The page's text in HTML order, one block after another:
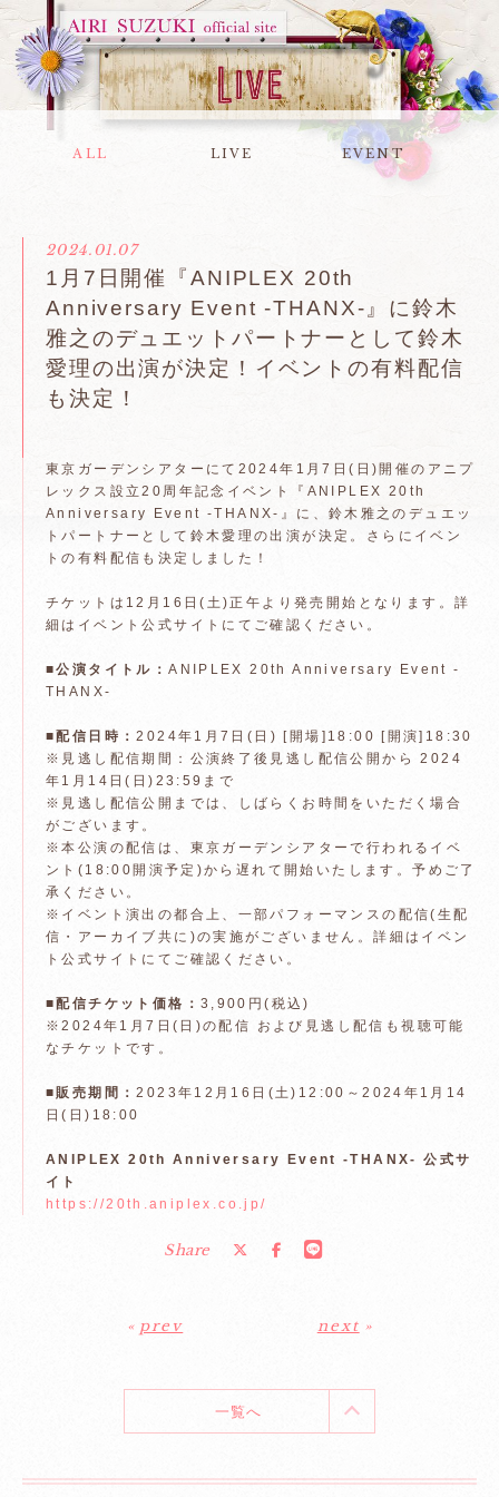
ALL LIVE EVENT
2024.01.07
1月7日開催『ANIPLEX 20th
Anniversary Event -THANX-』に鈴木
雅之のデュエットパートナーとして鈴木
愛理の出演が決定！イベントの有料配信
も決定！
東京ガーデンシアターにて2024年1月7日(日)開催のアニプ
レックス設立20周年記念イベント『ANIPLEX 20th
Anniversary Event -THANX-』に、鈴木雅之のデュエッ
トパートナーとして鈴木愛理の出演が決定。さらにイベン
トの有料配信も決定しました！
チケットは12月16日(土)正午より発売開始となります。詳
細はイベント公式サイトにてご確認ください。
■公演タイトル：ANIPLEX 20th Anniversary Event -
THANX-
■配信日時：2024年1月7日(日) [開場]18:00 [開演]18:30
※見逃し配信期間：公演終了後見逃し配信公開から 2024
年1月14日(日)23:59まで
※見逃し配信公開までは、しばらくお時間をいただく場合
がございます。
※本公演の配信は、東京ガーデンシアターで行われるイベ
ント(18:00開演予定)から遅れて開始いたします。予めご了
承ください。
※イベント演出の都合上、一部パフォーマンスの配信(生配
信・アーカイブ共に)の実施がございません。詳細はイベン
ト公式サイトにてご確認ください。
■配信チケット価格： 3,900円(税込)
※2024年1月7日(日)の配信 および見逃し配信も視聴可能
なチケットです。
■販売期間：2023年12月16日(土)12:00～2024年1月14
日(日)18:00
ANIPLEX 20th Anniversary Event -THANX- 公式サ
イト
https://20th.aniplex.co.jp/
Share
« prev next »
一覧へ